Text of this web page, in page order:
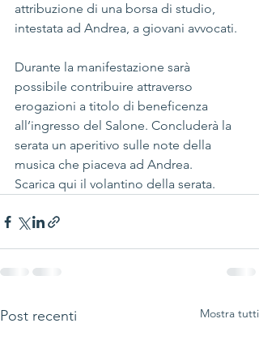
attribuzione di una borsa di studio,
intestata ad Andrea, a giovani avvocati.
Durante la manifestazione sarà
possibile contribuire attraverso
erogazioni a titolo di beneficenza
all’ingresso del Salone. Concluderà la
serata un aperitivo sulle note della
musica che piaceva ad Andrea.
Scarica qui il volantino della serata.
Post recenti Mostra tutti